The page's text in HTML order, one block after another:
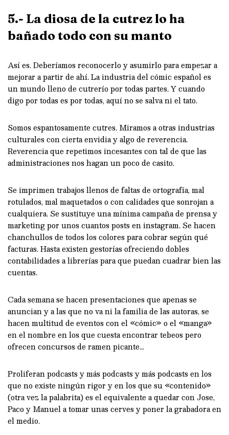
5.- La diosa de la cutrez lo ha
bañado todo con su manto
Así es. Deberíamos reconocerlo y asumirlo para empezar a
mejorar a partir de ahí. La industria del cómic español es
un mundo lleno de cutrerío por todas partes. Y cuando
digo por todas es por todas, aquí no se salva ni el tato.
Somos espantosamente cutres. Miramos a otras industrias
culturales con cierta envidia y algo de reverencia.
Reverencia que repetimos incesantes con tal de que las
administraciones nos hagan un poco de casito.
Se imprimen trabajos llenos de faltas de ortografía, mal
rotulados, mal maquetados o con calidades que sonrojan a
cualquiera. Se sustituye una mínima campaña de prensa y
marketing por unos cuantos posts en instagram. Se hacen
chanchullos de todos los colores para cobrar según qué
facturas. Hasta existen gestorías ofreciendo dobles
contabilidades a librerías para que puedan cuadrar bien las
cuentas.
Cada semana se hacen presentaciones que apenas se
anuncian y a las que no va ni la familia de las autoras, se
hacen multitud de eventos con el «cómic» o el «manga»
en el nombre en los que cuesta encontrar tebeos pero
ofrecen concursos de ramen picante…
Proliferan podcasts y más podcasts y más podcasts en los
que no existe ningún rigor y en los que su «contenido»
(otra vez la palabrita) es el equivalente a quedar con Jose,
Paco y Manuel a tomar unas cerves y poner la grabadora en
el medio.